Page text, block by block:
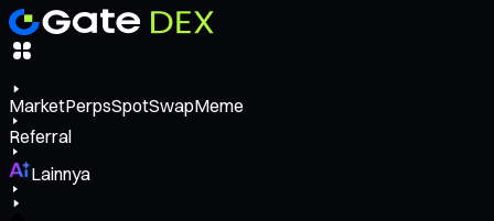
MarketPerpsSpotSwapMeme
Referral
Lainnya